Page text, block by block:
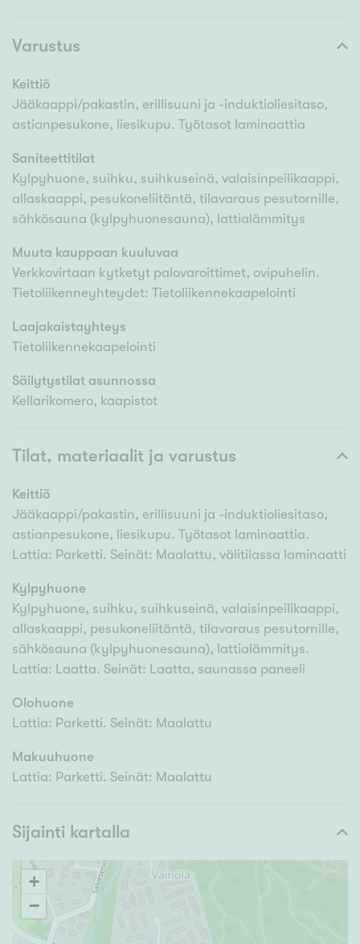
Varustus
Keittiö
Jääkaappi/pakastin, erillisuuni ja -induktioliesitaso,
astianpesukone, liesikupu. Työtasot laminaattia
Saniteettitilat
Kylpyhuone, suihku, suihkuseinä, valaisinpeilikaappi,
allaskaappi, pesukoneliitäntä, tilavaraus pesutornille,
sähkösauna (kylpyhuonesauna), lattialämmitys
Muuta kauppaan kuuluvaa
Verkkovirtaan kytketyt palovaroittimet, ovipuhelin.
Tietoliikenneyhteydet: Tietoliikennekaapelointi
Laajakaistayhteys
Tietoliikennekaapelointi
Säilytystilat asunnossa
Kellarikomero, kaapistot
Tilat, materiaalit ja varustus
Keittiö
Jääkaappi/pakastin, erillisuuni ja -induktioliesitaso,
astianpesukone, liesikupu. Työtasot laminaattia.
Lattia: Parketti. Seinät: Maalattu, välitilassa laminaatti
Kylpyhuone
Kylpyhuone, suihku, suihkuseinä, valaisinpeilikaappi,
allaskaappi, pesukoneliitäntä, tilavaraus pesutornille,
sähkösauna (kylpyhuonesauna), lattialämmitys.
Lattia: Laatta. Seinät: Laatta, saunassa paneeli
Olohuone
Lattia: Parketti. Seinät: Maalattu
Makuuhuone
Lattia: Parketti. Seinät: Maalattu
Sijainti kartalla
+
−